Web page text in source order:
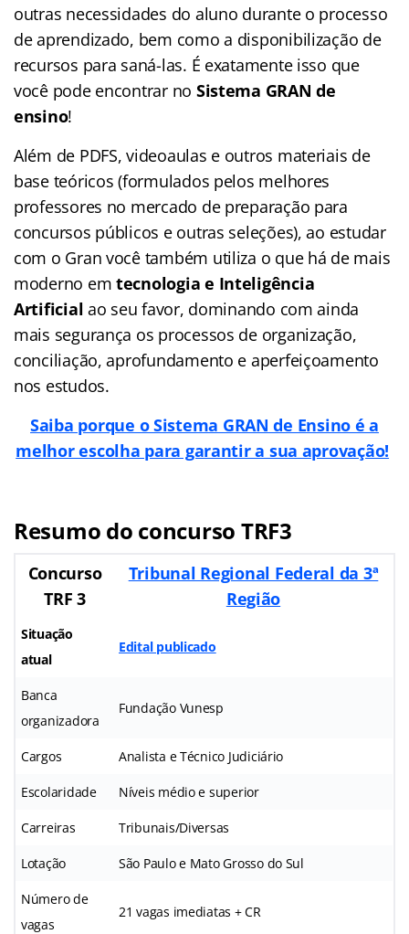
outras necessidades do aluno durante o processo
de aprendizado, bem como a disponibilização de
recursos para saná-las. É exatamente isso que
você pode encontrar no Sistema GRAN de
ensino!
Além de PDFS, videoaulas e outros materiais de
base teóricos (formulados pelos melhores
professores no mercado de preparação para
concursos públicos e outras seleções), ao estudar
com o Gran você também utiliza o que há de mais
moderno emtecnologia e Inteligência
Artificial ao seu favor, dominando com ainda
mais segurança os processos de organização,
conciliação, aprofundamento e aperfeiçoamento
nos estudos.
Saiba porque o Sistema GRAN de Ensino é a
melhor escolha para garantir a sua aprovação!
Resumo do concurso TRF3
Concurso
TRF 3
Tribunal Regional Federal da 3ª
Região
Situação
atual
Edital publicado
Banca
organizadora
Fundação Vunesp
Cargos Analista e Técnico Judiciário
Escolaridade Níveis médio e superior
Carreiras Tribunais/Diversas
Lotação São Paulo e Mato Grosso do Sul
Número de
vagas
21 vagas imediatas + CR